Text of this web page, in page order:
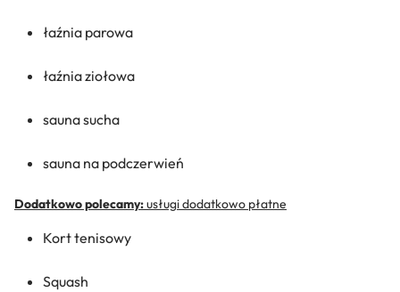
łaźnia parowa
łaźnia ziołowa
sauna sucha
sauna na podczerwień
Dodatkowo polecamy:usługi dodatkowo płatne
Kort tenisowy
Squash